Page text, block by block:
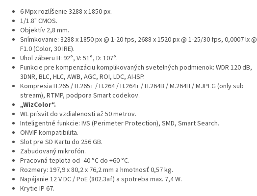
6 Mpx rozlíšenie 3288 x 1850 px.
1/1.8" CMOS.
Objektív 2,8 mm.
Snímkovanie: 3288 x 1850 px @ 1-20 fps, 2688 x 1520 px @ 1-25/30 fps, 0,0007 lx @
F1.0 (Color, 30 IRE).
Uhol záberu H: 92°, V: 51°, D: 107°.
Funkcie pre kompenzáciu komplikovaných svetelných podmienok: WDR 120 dB,
3DNR, BLC, HLC, AWB, AGC, ROI, LDC, AI-ISP.
Kompresia H.265 / H.265+ / H.264 / H.264+ / H.264B / M.264H / MJPEG (only sub
stream), RTMP, podpora Smart codekov.
„WizColor“.
WL prísvit do vzdialenosti až 50 metrov.
Inteligentné funkcie: IVS (Perimeter Protection), SMD, Smart Search.
ONVIF kompatibilita.
Slot pre SD Kartu do 256 GB.
Zabudovaný mikrofón.
Pracovná teplota od -40 °C do +60 °C.
Rozmery: 197,9 x 80,2 x 76,2 mm a hmotnosť 0,57 kg.
Napájanie 12 V DC / PoE (802.3af) a spotreba max. 7,4 W.
Krytie IP 67.